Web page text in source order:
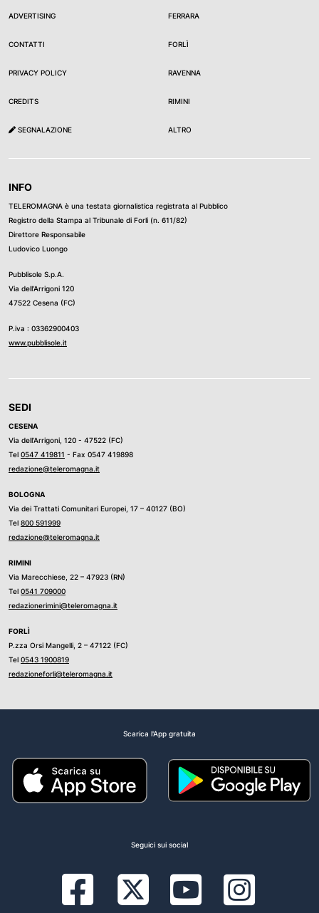
ADVERTISING
CONTATTI
PRIVACY POLICY
CREDITS
SEGNALAZIONE
FERRARA
FORLÌ
RAVENNA
RIMINI
ALTRO
INFO
TELEROMAGNA è una testata giornalistica registrata al Pubblico
Registro della Stampa al Tribunale di Forli (n. 611/82)
Direttore Responsabile
Ludovico Luongo
Pubblisole S.p.A.
Via dell’Arrigoni 120
47522 Cesena (FC)
P.iva : 03362900403
www.pubblisole.it
SEDI
CESENA
Via dell’Arrigoni, 120 - 47522 (FC)
Tel 0547 419811 - Fax 0547 419898
redazione@teleromagna.it
BOLOGNA
Via dei Trattati Comunitari Europei, 17 – 40127 (BO)
Tel 800 591999
redazione@teleromagna.it
RIMINI
Via Marecchiese, 22 – 47923 (RN)
Tel 0541 709000
redazionerimini@teleromagna.it
FORLÌ
P.zza Orsi Mangelli, 2 – 47122 (FC)
Tel 0543 1900819
redazioneforli@teleromagna.it
Scarica l'App gratuita
Seguici sui social